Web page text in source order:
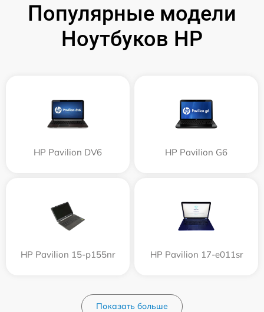
Популярные модели
Ноутбуков HP
HP Pavilion DV6 HP Pavilion G6
HP Pavilion 15-p155nr HP Pavilion 17-e011sr
Показать больше